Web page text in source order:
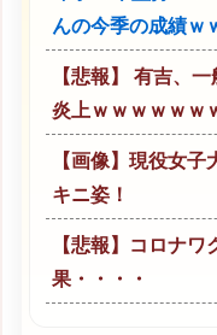
んの今季の成績ｗ
【悲報】 有吉、
炎上ｗｗｗｗｗｗ
【画像】現役女
キニ姿！
【悲報】コロナ
果・・・・